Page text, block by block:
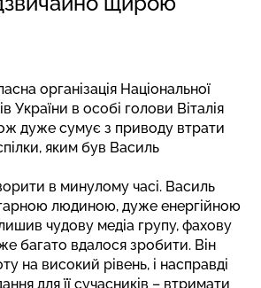
організація Національної
України в особі голови Віталія
дуже сумує з приводу втрати
яким був Василь
в минулому часі. Василь
людиною, дуже енергійною
чудову медіа групу, фахову
багато вдалося зробити. Він
на високий рівень, і насправді
для її сучасників – втримати